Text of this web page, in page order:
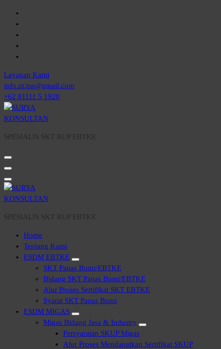
Skip
content
Layanan Kami
info.pt.tsp@gmail.com
+62 81111 5 1920
SPESIALIS SKT RUP EBTKE
SPESIALIS SKT RUP EBTKE
Home
Tentang Kami
ESDM EBTKE
SKT Panas Bumi/EBTKE
Bidang SKT Panas Bumi/EBTKE
Alur Proses Sertifikat SKT EBTKE
Syarat SKT Panas Bumi
ESDM MIGAS
Migas Bidang Jasa & Industry
Persyaratan SKUP Migas
Alur Proses Mendapatkan Sertifikat SKUP